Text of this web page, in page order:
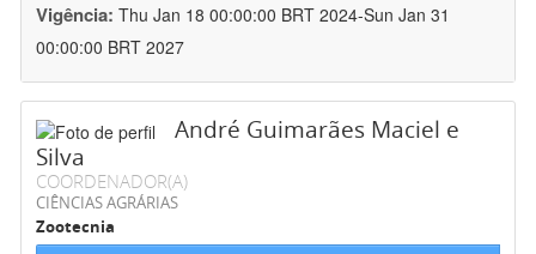
Vigência: Thu Jan 18 00:00:00 BRT 2024-Sun Jan 31
00:00:00 BRT 2027
André Guimarães Maciel e
Silva
COORDENADOR(A)
CIÊNCIAS AGRÁRIAS
Zootecnia